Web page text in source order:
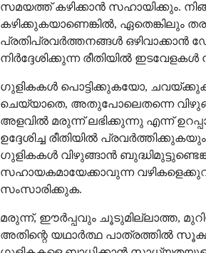
സമയത്ത് കഴിക്കാൻ സഹായിക്കും.
കഴിക്കുകയാണെങ്കിൽ, ഏതെങ്കിലും
പ്രതിപ്രവർത്തനങ്ങൾ ഒഴിവാക്കാൻ
നിർദ്ദേശിക്കുന്ന രീതിയിൽ
ഗുളികകൾ പൊട്ടിക്കുകയോ,
ചെയ്യാതെ, അതുപോലെതന്നെ
അളവിൽ മരുന്ന് ലഭിക്കുന്നു എന്ന്
ഉദ്ദേശിച്ച രീതിയിൽ
ഗുളികകൾ വിഴുങ്ങാൻ
സഹായകമായേക്കാവുന്ന
സംസാരിക്കുക.
മരുന്ന്, ഈർപ്പവും ചൂടുമില്ലാത്ത,
അതിന്റെ യഥാർത്ഥ പാത്രത്തിൽ